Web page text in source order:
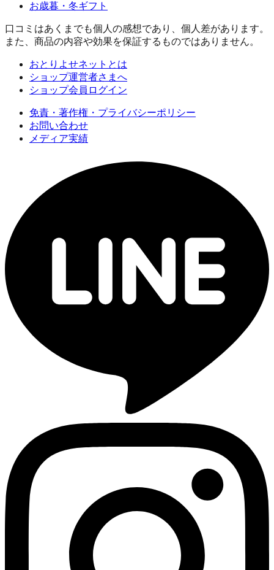
お歳暮・冬ギフト
口コミはあくまでも個人の感想であり、個人差があります。
また、商品の内容や効果を保証するものではありません。
おとりよせネットとは
ショップ運営者さまへ
ショップ会員ログイン
免責・著作権・プライバシーポリシー
お問い合わせ
メディア実績